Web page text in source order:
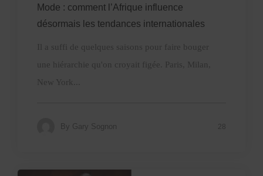
Mode : comment l’Afrique influence
désormais les tendances internationales
Il a suffi de quelques saisons pour faire bouger
une hiérarchie qu'on croyait figée. Paris, Milan,
New York...
By Gary Sognon 28